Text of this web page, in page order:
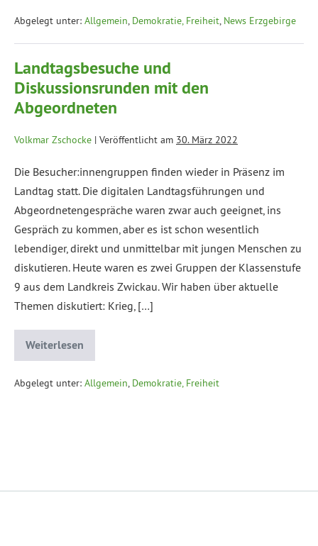
Abgelegt unter: Allgemein, Demokratie, Freiheit, News Erzgebirge
Landtagsbesuche und
Diskussionsrunden mit den
Abgeordneten
Volkmar Zschocke | Veröffentlicht am 30. März 2022
Die Besucher:innengruppen finden wieder in Präsenz im
Landtag statt. Die digitalen Landtagsführungen und
Abgeordnetengespräche waren zwar auch geeignet, ins
Gespräch zu kommen, aber es ist schon wesentlich
lebendiger, direkt und unmittelbar mit jungen Menschen zu
diskutieren. Heute waren es zwei Gruppen der Klassenstufe
9 aus dem Landkreis Zwickau. Wir haben über aktuelle
Themen diskutiert: Krieg, […]
Weiterlesen
Abgelegt unter: Allgemein, Demokratie, Freiheit